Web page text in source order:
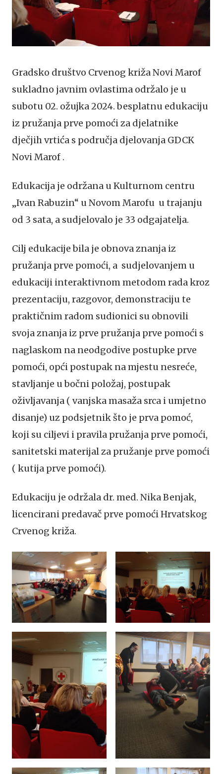
Gradsko društvo Crvenog križa Novi Marof
sukladno javnim ovlastima održalo je u
subotu 02. ožujka 2024. besplatnu edukaciju
iz pružanja prve pomoći za djelatnike
dječjih vrtića s područja djelovanja GDCK
Novi Marof .
Edukacija je održana u Kulturnom centru
„Ivan Rabuzin“ u Novom Marofu u trajanju
od 3 sata, a sudjelovalo je 33 odgajatelja.
Cilj edukacije bila je obnova znanja iz
pružanja prve pomoći, a sudjelovanjem u
edukaciji interaktivnom metodom rada kroz
prezentaciju, razgovor, demonstraciju te
praktičnim radom sudionici su obnovili
svoja znanja iz prve pružanja prve pomoći s
naglaskom na neodgodive postupke prve
pomoći, opći postupak na mjestu nesreće,
stavljanje u bočni položaj, postupak
oživljavanja ( vanjska masaža srca i umjetno
disanje) uz podsjetnik što je prva pomoć,
koji su ciljevi i pravila pružanja prve pomoći,
sanitetski materijal za pružanje prve pomoći
( kutija prve pomoći).
Edukaciju je održala dr. med. Nika Benjak,
licencirani predavač prve pomoći Hrvatskog
Crvenog križa.